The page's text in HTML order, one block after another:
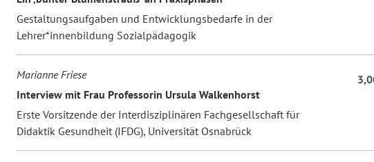
Gestaltungsaufgaben und Entwicklungsbedarfe in der
Lehrer*innenbildung Sozialpädagogik
Marianne Friese
Interview mit Frau Professorin Ursula Walkenhorst
Erste Vorsitzende der Interdisziplinären Fachgesellschaft für
Didaktik Gesundheit (IFDG), Universität Osnabrück